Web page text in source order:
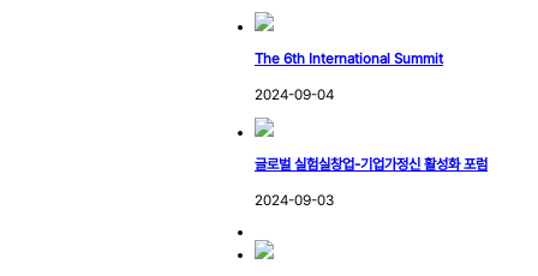
The 6th International Summit
2024-09-04
글로벌 실험실창업-기업가정신 활성화 포럼
2024-09-03